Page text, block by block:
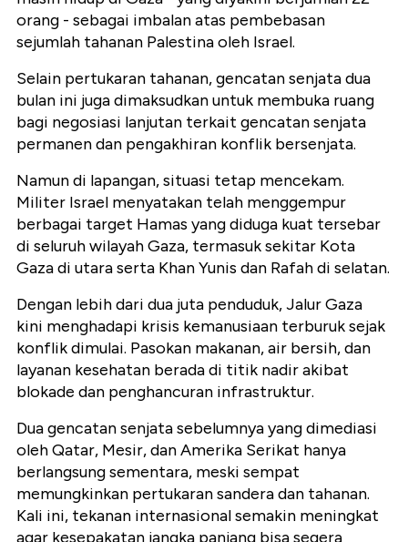
orang - sebagai imbalan atas pembebasan
sejumlah tahanan Palestina oleh Israel.
Selain pertukaran tahanan, gencatan senjata dua
bulan ini juga dimaksudkan untuk membuka ruang
bagi negosiasi lanjutan terkait gencatan senjata
permanen dan pengakhiran konflik bersenjata.
Namun di lapangan, situasi tetap mencekam.
Militer Israel menyatakan telah menggempur
berbagai target Hamas yang diduga kuat tersebar
di seluruh wilayah Gaza, termasuk sekitar Kota
Gaza di utara serta Khan Yunis dan Rafah di selatan.
Dengan lebih dari dua juta penduduk, Jalur Gaza
kini menghadapi krisis kemanusiaan terburuk sejak
konflik dimulai. Pasokan makanan, air bersih, dan
layanan kesehatan berada di titik nadir akibat
blokade dan penghancuran infrastruktur.
Dua gencatan senjata sebelumnya yang dimediasi
oleh Qatar, Mesir, dan Amerika Serikat hanya
berlangsung sementara, meski sempat
memungkinkan pertukaran sandera dan tahanan.
Kali ini, tekanan internasional semakin meningkat
agar kesepakatan jangka panjang bisa segera